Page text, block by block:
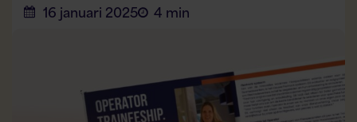
16 januari 2025 4 min